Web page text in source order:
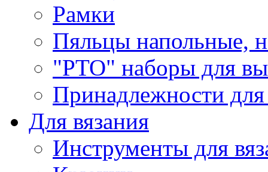
Рамки
Пяльцы напольные,
"РТО" наборы для
Принадлежности
Для вязания
Инструменты для